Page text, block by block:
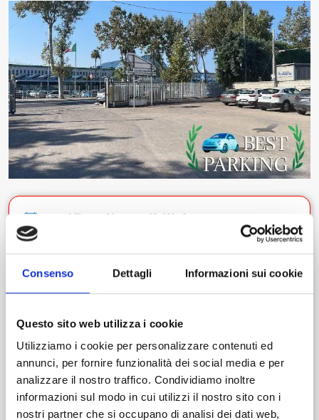
Consenso Dettagli Informazioni sui cookie
Questo sito web utilizza i cookie
Utilizziamo i cookie per personalizzare contenuti ed
annunci, per fornire funzionalità dei social media e per
analizzare il nostro traffico. Condividiamo inoltre
informazioni sul modo in cui utilizzi il nostro sito con i
nostri partner che si occupano di analisi dei dati web,
Verifica disponibilità
Dal giorno Ora
Al giorno Ora